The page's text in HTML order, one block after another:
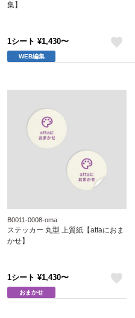
集】
1シート ¥1,430〜
WEB編集
B0011-0008-oma
ステッカー 丸型 上質紙【attaにおま
かせ】
1シート ¥1,430〜
おまかせ